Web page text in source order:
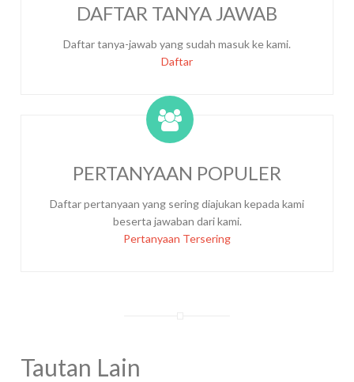
DAFTAR TANYA JAWAB
Daftar tanya-jawab yang sudah masuk ke kami.
Daftar
PERTANYAAN POPULER
Daftar pertanyaan yang sering diajukan kepada kami
beserta jawaban dari kami.
Pertanyaan Tersering
Tautan Lain